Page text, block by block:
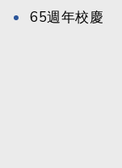
65週年校慶